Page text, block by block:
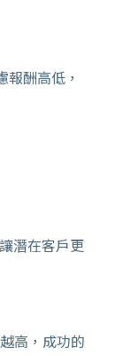
酬高低，
潛在客戶更
高，成功的